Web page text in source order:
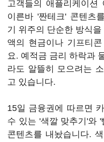
고객들의 애플리케이션
이른바 '짠테크' 콘텐츠
기 위주의 단순한 방식
액의 현금이나 기프티
요. 예적금 금리 하락과
라도 알뜰히 모으려는
고 있습니다.
15일 금융권에 따르면
수 있는 '색깔 맞추기'와
콘텐츠를 내놨습니다.